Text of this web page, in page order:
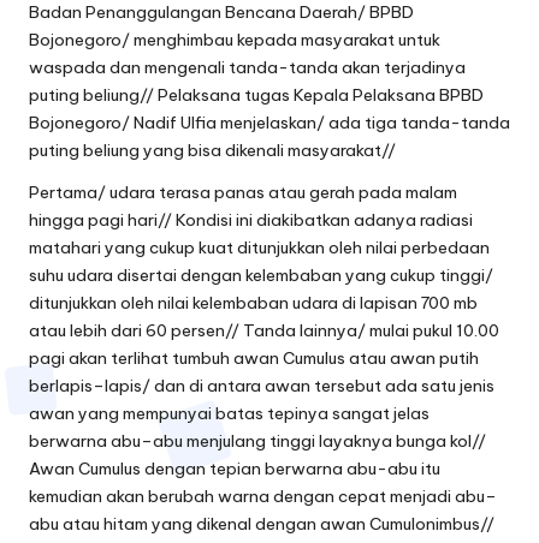
Badan Penanggulangan Bencana Daerah/ BPBD
Bojonegoro/ menghimbau kepada masyarakat untuk
waspada dan mengenali tanda-tanda akan terjadinya
puting beliung// Pelaksana tugas Kepala Pelaksana BPBD
Bojonegoro/ Nadif Ulfia menjelaskan/ ada tiga tanda-tanda
puting beliung yang bisa dikenali masyarakat//
Pertama/ udara terasa panas atau gerah pada malam
hingga pagi hari// Kondisi ini diakibatkan adanya radiasi
matahari yang cukup kuat ditunjukkan oleh nilai perbedaan
suhu udara disertai dengan kelembaban yang cukup tinggi/
ditunjukkan oleh nilai kelembaban udara di lapisan 700 mb
atau lebih dari 60 persen// Tanda lainnya/ mulai pukul 10.00
pagi akan terlihat tumbuh awan Cumulus atau awan putih
berlapis–lapis/ dan di antara awan tersebut ada satu jenis
awan yang mempunyai batas tepinya sangat jelas
berwarna abu–abu menjulang tinggi layaknya bunga kol//
Awan Cumulus dengan tepian berwarna abu-abu itu
kemudian akan berubah warna dengan cepat menjadi abu–
abu atau hitam yang dikenal dengan awan Cumulonimbus//